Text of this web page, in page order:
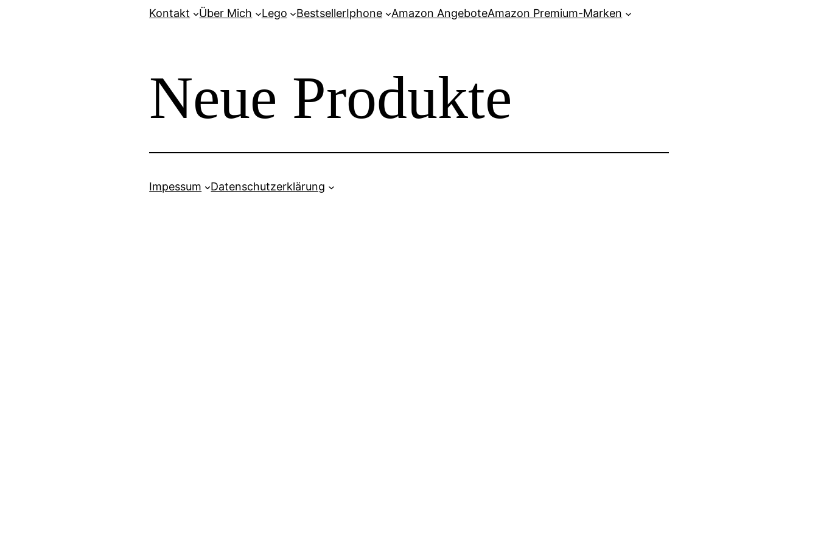
Kontakt Über Mich Lego BestsellerIphone Amazon AngeboteAmazon Premium-Marken
Neue Produkte
Impessum Datenschutzerklärung